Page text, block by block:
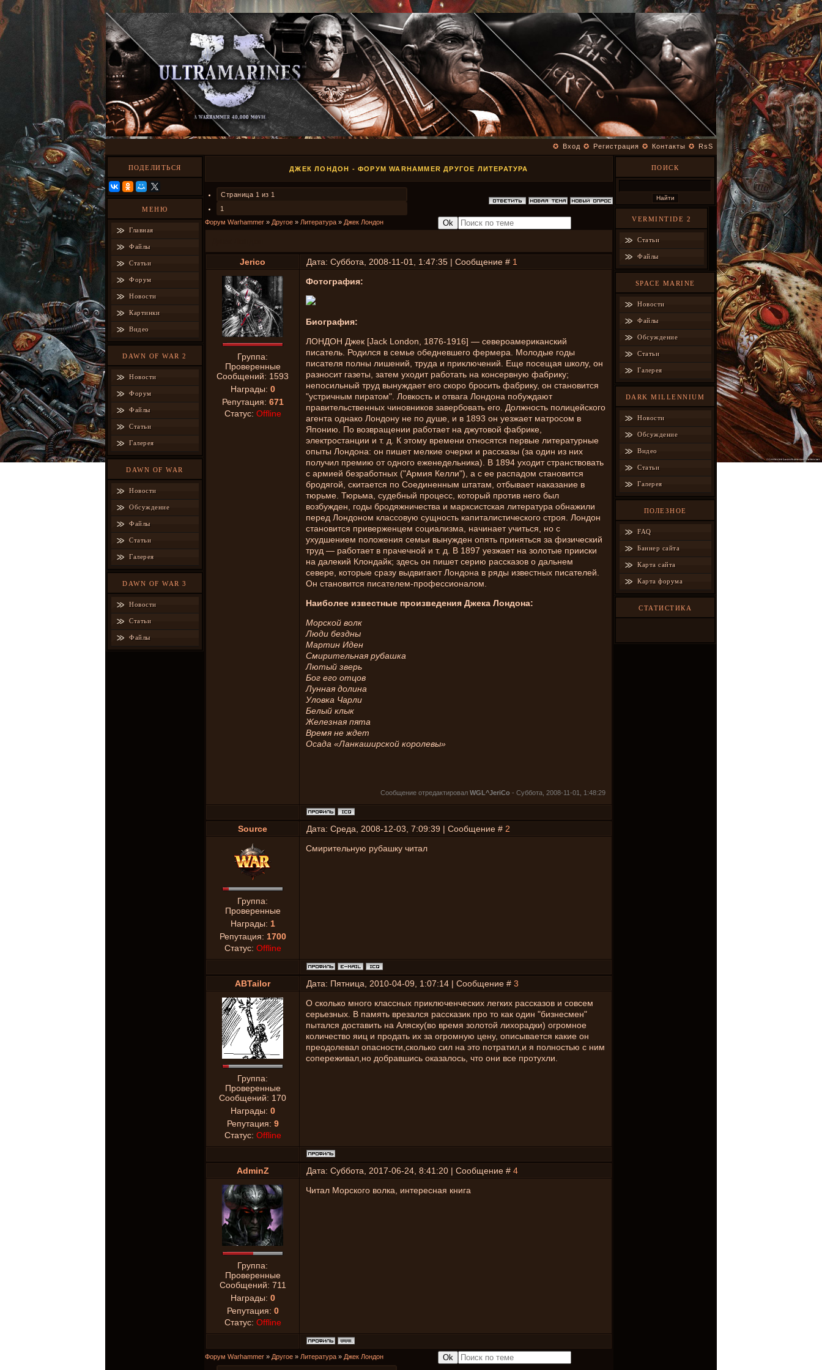
✪ Вход ✪ Регистрация ✪ Контакты ✪ RsS
ПОДЕЛИТЬСЯ
МЕНЮ
Главная
Файлы
Статьи
Форум
Новости
Картинки
Видео
DAWN OF WAR 2
Новости
Форум
Файлы
Статьи
Галерея
DAWN OF WAR
Новости
Обсуждение
Файлы
Статьи
Галерея
DAWN OF WAR 3
Новости
Статьи
Файлы
ДЖЕК ЛОНДОН - ФОРУМ WARHAMMER ДРУГОЕ ЛИТЕРАТУРА
Страница 1 из 1
1
Форум Warhammer » Другое » Литература » Джек Лондон
Jerico Дата: Суббота, 2008-11-01, 1:47:35 | Сообщение # 1
Группа:
Проверенные
Сообщений: 1593
Награды: 0
Репутация: 671
Статус: Offline
Фотография:
Биография:
ЛОНДОН Джек [Jack London, 1876-1916] — североамериканский
писатель. Родился в семье обедневшего фермера. Молодые годы
писателя полны лишений, труда и приключений. Еще посещая школу, он
разносит газеты, затем уходит работать на консервную фабрику;
непосильный труд вынуждает его скоро бросить фабрику, он становится
"устричным пиратом". Ловкость и отвага Лондона побуждают
правительственных чиновников завербовать его. Должность полицейского
агента однако Лондону не по душе, и в 1893 он уезжает матросом в
Японию. По возвращении работает на джутовой фабрике,
электростанции и т. д. К этому времени относятся первые литературные
опыты Лондона: он пишет мелкие очерки и рассказы (за один из них
получил премию от одного еженедельника). В 1894 уходит странствовать
с армией безработных ("Армия Келли"), а с ее распадом становится
бродягой, скитается по Соединенным штатам, отбывает наказание в
тюрьме. Тюрьма, судебный процесс, который против него был
возбужден, годы бродяжничества и марксистская литература обнажили
перед Лондоном классовую сущность капиталистического строя. Лондон
становится приверженцем социализма, начинает учиться, но с
ухудшением положения семьи вынужден опять приняться за физический
труд — работает в прачечной и т. д. В 1897 уезжает на золотые прииски
на далекий Клондайк; здесь он пишет серию рассказов о дальнем
севере, которые сразу выдвигают Лондона в ряды известных писателей.
Он становится писателем-профессионалом.
Наиболее известные произведения Джека Лондона:
Морской волк
Люди бездны
Мартин Иден
Смирительная рубашка
Лютый зверь
Бог его отцов
Лунная долина
Уловка Чарли
Белый клык
Железная пята
Время не ждет
Осада «Ланкаширской королевы»
Сообщение отредактировал WGL^JeriCo - Суббота, 2008-11-01, 1:48:29
Source Дата: Среда, 2008-12-03, 7:09:39 | Сообщение # 2
Группа:
Проверенные
Награды: 1
Репутация: 1700
Статус: Offline
Смирительную рубашку читал
ABTailor Дата: Пятница, 2010-04-09, 1:07:14 | Сообщение # 3
Группа:
Проверенные
Сообщений: 170
Награды: 0
Репутация: 9
Статус: Offline
О сколько много классных приключенческих легких рассказов и совсем
серьезных. В память врезался рассказик про то как один "бизнесмен"
пытался доставить на Аляску(во время золотой лихорадки) огромное
количество яиц и продать их за огромную цену, описывается какие он
преодолевал опасности,сколько сил на это потратил,и я полностью с ним
сопереживал,но добравшись оказалось, что они все протухли.
AdminZ Дата: Суббота, 2017-06-24, 8:41:20 | Сообщение # 4
Группа:
Проверенные
Сообщений: 711
Награды: 0
Репутация: 0
Статус: Offline
Читал Морского волка, интересная книга
Форум Warhammer » Другое » Литература » Джек Лондон
ПОИСК
VERMINTIDE 2
Статьи
Файлы
SPACE MARINE
Новости
Файлы
Обсуждение
Статьи
Галерея
DARK MILLENNIUM
Новости
Обсуждение
Видео
Статьи
Галерея
ПОЛЕЗНОЕ
FAQ
Баннер сайта
Карта сайта
Карта форума
СТАТИСТИКА